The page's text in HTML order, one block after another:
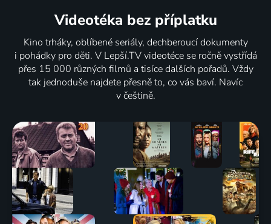
Videotéka bez příplatku
Kino trháky, oblíbené seriály, dechberoucí dokumenty
i pohádky pro děti. V Lepší.TV videotéce se ročně vystřídá
přes 15 000 různých filmů a tisíce dalších pořadů. Vždy
tak jednoduše najdete přesně to, co vás baví. Navíc
v češtině.